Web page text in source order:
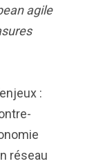
agile
:
réseau